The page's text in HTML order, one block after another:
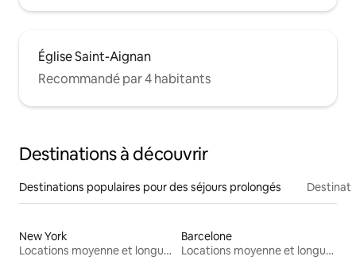
Église Saint-Aignan
Recommandé par 4 habitants
Destinations à découvrir
Destinations populaires pour des séjours prolongés
New York
Locations moyenne et longue durée
Barcelone
Locations moyenne et longue durée